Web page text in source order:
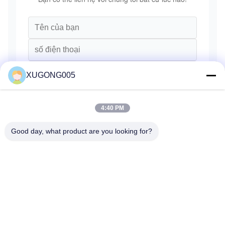
Máy
bơm
nước
7C4957
XUGONG005
4:40 PM
Good day, what product are you looking for?